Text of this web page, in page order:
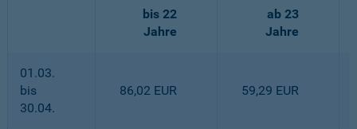
bis 22
Jahre
ab 23
Jahre
01.03.
bis
30.04.
86,02 EUR 59,29 EUR